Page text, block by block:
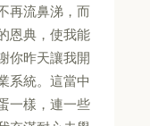
再流鼻涕，而
恩典，使我能
你昨天讓我開
系統。這當中
一樣，連一些